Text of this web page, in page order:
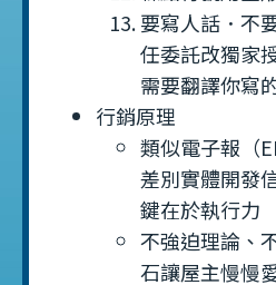
要寫人話．不
任委託改獨家
需要翻譯你寫
行銷原理
類似電子報（
差別實體開發
鍵在於執行力
不強迫理論、
石讓屋主慢慢